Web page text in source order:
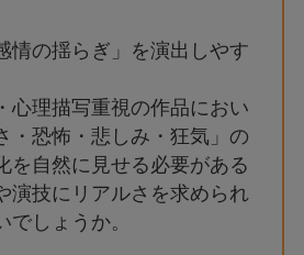
情の揺らぎ」を演出しやす
心理描写重視の作品におい
・恐怖・悲しみ・狂気」の
を自然に見せる必要がある
演技にリアルさを求められ
でしょうか。